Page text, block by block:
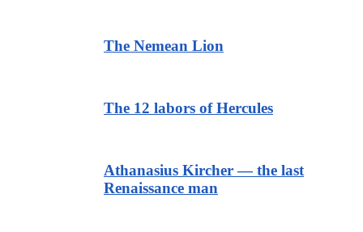
The Nemean Lion
The 12 labors of Hercules
Athanasius Kircher — the last
Renaissance man